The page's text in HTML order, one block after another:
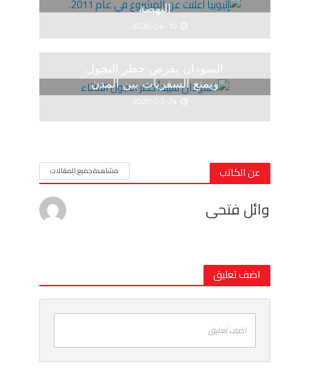
النهضة
2020-04-10
السودان يفرض حظر التجول
ويمنع السفريات بين المدن
2020-03-24
عن الكاتب مشاهدة جميع المقالات
وائل فتحى
اضف تعليق
اضف تعليق